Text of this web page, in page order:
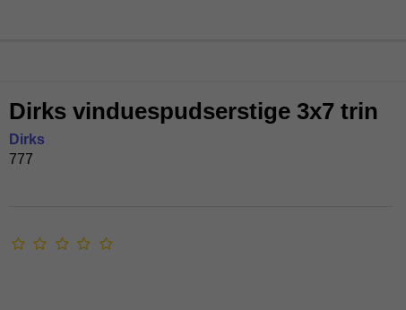
Dirks vinduespudserstige 3x7 trin
Dirks
777